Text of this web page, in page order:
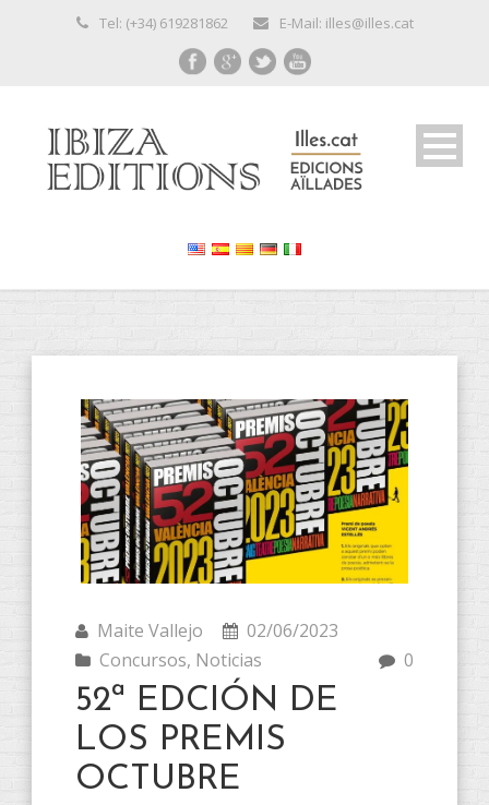
Tel: (+34) 619281862 E-Mail: illes@illes.cat
Maite Vallejo
02/06/2023
Concursos, Noticias 0
52ª EDCIÓN DE
LOS PREMIS
OCTUBRE